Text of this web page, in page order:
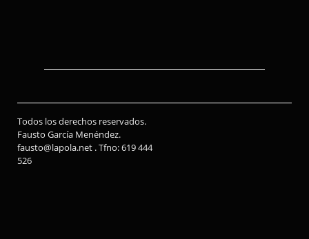
Todos los derechos reservados.
Fausto García Menéndez.
fausto@lapola.net . Tfno: 619 444
526